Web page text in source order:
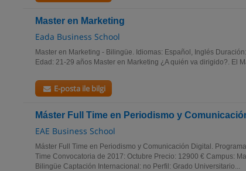
Master en Marketing
Eada Business School
Master en Marketing - Bilingüe. Idiomas: Español, Inglés
Edad: 21-29 años Master en Marketing ¿A quién va dirigido?. El
E-posta ile bilgi
Máster Full Time en Periodismo y
EAE Business School
Máster Full Time en Periodismo y Comunicación Digital.
Time Convocatoria de 2017: Octubre Precio: 12900 € Campus:
Bilingüe Captación Internacional: no Perfil: Grado Universitario...